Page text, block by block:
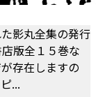
影丸全集の発行
版全１５巻な
存在しますの
...